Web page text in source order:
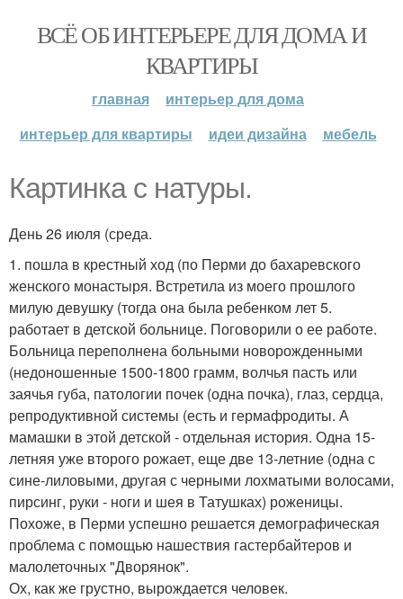
ВСЁ ОБ ИНТЕРЬЕРЕ ДЛЯ ДОМА И
КВАРТИРЫ
главная
интерьер для дома
интерьер для квартиры
идеи дизайна мебель
Картинка с натуры.
День 26 июля (среда.
1. пошла в крестный ход (по Перми до бахаревского
женского монастыря. Встретила из моего прошлого
милую девушку (тогда она была ребенком лет 5.
работает в детской больнице. Поговорили о ее работе.
Больница переполнена больными новорожденными
(недоношенные 1500-1800 грамм, волчья пасть или
заячья губа, патологии почек (одна почка), глаз, сердца,
репродуктивной системы (есть и гермафродиты. А
мамашки в этой детской - отдельная история. Одна 15-
летняя уже второго рожает, еще две 13-летние (одна с
сине-лиловыми, другая с черными лохматыми волосами,
пирсинг, руки - ноги и шея в Татушках) роженицы.
Похоже, в Перми успешно решается демографическая
проблема с помощью нашествия гастербайтеров и
малолеточных "Дворянок".
Ох, как же грустно, вырождается человек.